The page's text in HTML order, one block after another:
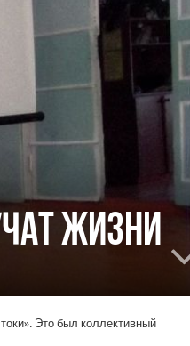
жизни
Это был коллективный